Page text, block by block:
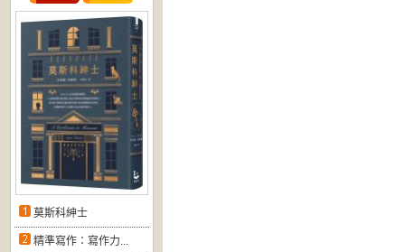
莫斯科紳士
精準寫作：寫作力...